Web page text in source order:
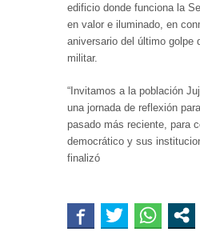
edificio donde funciona la
en valor e iluminado, en
aniversario del último golpe
militar.
“Invitamos a la población
una jornada de reflexión
pasado más reciente, para
democrático y sus
finalizó